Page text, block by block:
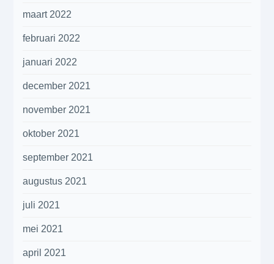
maart 2022
februari 2022
januari 2022
december 2021
november 2021
oktober 2021
september 2021
augustus 2021
juli 2021
mei 2021
april 2021